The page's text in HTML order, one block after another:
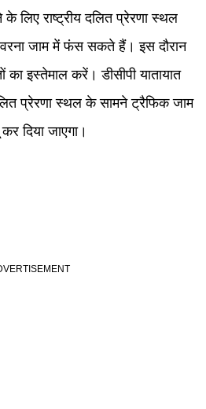
लिए राष्ट्रीय दलित प्रेरणा स्थल
जाम में फंस सकते हैं। इस दौरान
का इस्तेमाल करें। डीसीपी यातायात
प्रेरणा स्थल के सामने ट्रैफिक जाम
दिया जाएगा।